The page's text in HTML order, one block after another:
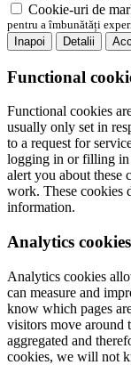
Cookie-uri de
pentru a îmbunătăți
Inapoi
Detalii
Functional
Functional cookies
usually only set in
to a request for
logging in or filling in
alert you about these
work. These cookies
information.
Analytics cookies
Analytics cookies
can measure and
know which pages
visitors move around
aggregated and
cookies, we will not